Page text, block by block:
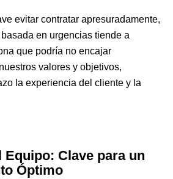
evitar contratar apresuradamente,
en urgencias tiende a
que podría no encajar
valores y objetivos,
la experiencia del cliente y la
Equipo: Clave para un
Óptimo